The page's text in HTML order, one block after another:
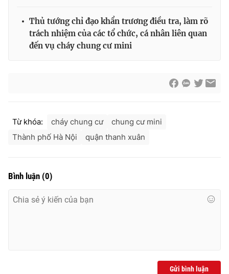
Thủ tướng chỉ đạo khẩn trương điều tra, làm rõ
trách nhiệm của các tổ chức, cá nhân liên quan
đến vụ cháy chung cư mini
Từ khóa: cháy chung cư
chung cư mini
Thành phố Hà Nội
quận thanh xuân
Bình luận (0)
Gửi bình luận